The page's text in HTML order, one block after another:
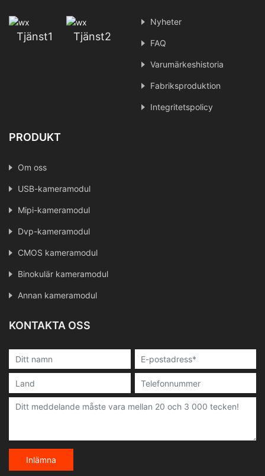
Tjänst1 Tjänst2
Nyheter
FAQ
Varumärkeshistoria
Fabriksproduktion
Integritetspolicy
PRODUKT
Om oss
USB-kameramodul
Mipi-kameramodul
Dvp-kameramodul
CMOS kameramodul
Binokulär kameramodul
Annan kameramodul
KONTAKTA OSS
Inlämna